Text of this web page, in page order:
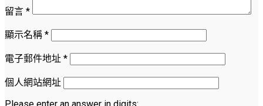
留言 *
顯示名稱 *
電子郵件地址 *
個人網站網址